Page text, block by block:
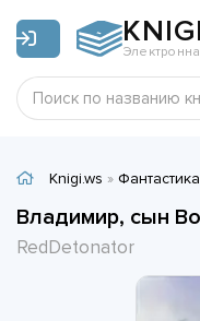
KNIGI
Knigi.ws » Фантастика
Владимир, сын
RedDetonator